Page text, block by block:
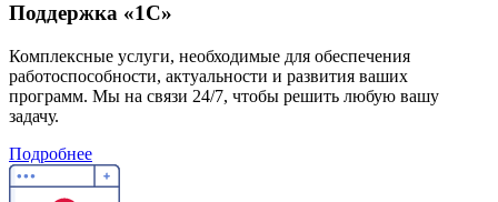
Поддержка «1С»
Комплексные услуги, необходимые для обеспечения
работоспособности, актуальности и развития ваших
программ. Мы на связи 24/7, чтобы решить любую вашу
задачу.
Подробнее